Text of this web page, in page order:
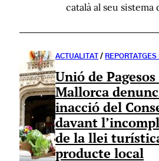
català al seu sistema
ACTUALITAT /
Unió de Pagesos
Mallorca
inacció del
davant
de la llei
producte local